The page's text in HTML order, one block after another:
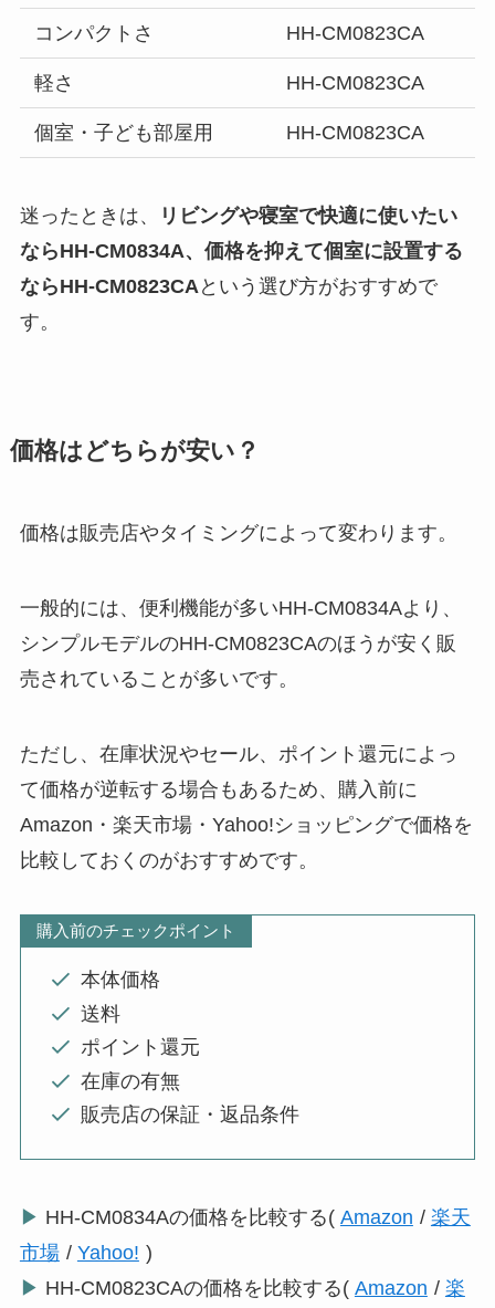
コンパクトさ HH-CM0823CA
軽さ HH-CM0823CA
個室・子ども部屋用 HH-CM0823CA
迷ったときは、
リビングや寝室で快適に使いたい
ならHH-CM0834A、価格を抑えて個室に設置する
ならHH-CM0823CA という選び方がおすすめで
す。
価格はどちらが安い？
価格は販売店やタイミングによって変わります。
一般的には、便利機能が多いHH-CM0834Aより、
シンプルモデルのHH-CM0823CAのほうが安く販
売されていることが多いです。
ただし、在庫状況やセール、ポイント還元によっ
て価格が逆転する場合もあるため、購入前に
Amazon・楽天市場・Yahoo!ショッピングで価格を
比較しておくのがおすすめです。
購入前のチェックポイント
本体価格
送料
ポイント還元
在庫の有無
販売店の保証・返品条件
▶ HH-CM0834Aの価格を比較する( Amazon / 楽天
市場 / Yahoo! )
▶ HH-CM0823CAの価格を比較する( Amazon / 楽